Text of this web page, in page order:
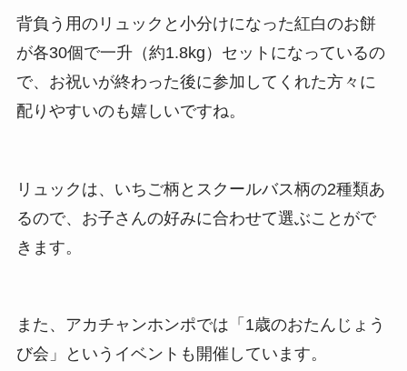
背負う用のリュックと小分けになった紅白のお餅
が各30個で一升（約1.8kg）セットになっているの
で、お祝いが終わった後に参加してくれた方々に
配りやすいのも嬉しいですね。
リュックは、いちご柄とスクールバス柄の2種類あ
るので、お子さんの好みに合わせて選ぶことがで
きます。
また、アカチャンホンポでは「1歳のおたんじょう
び会」というイベントも開催しています。